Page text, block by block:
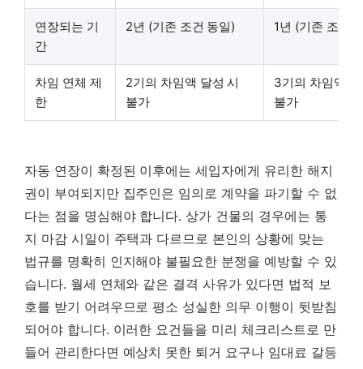
연장되는 기
간
2년 (기존 조건 동일) 1년 (기존 조건
차임 연체 제
한
2기의 차임액 달성 시
불가
3기의 차임액
불가
자동 연장이 확정된 이후에는 세입자에게 유리한 해지
권이 부여되지만 집주인은 임의로 계약을 파기할 수 없
다는 점을 명심해야 합니다. 상가 건물의 경우에는 통
지 마감 시일이 주택과 다르므로 본인의 상황에 맞는
법규를 명확히 인지해야 불필요한 분쟁을 예방할 수 있
습니다. 월세 연체와 같은 결격 사유가 있다면 법적 보
호를 받기 어려우므로 평소 성실한 의무 이행이 뒷받침
되어야 합니다. 이러한 요건들을 미리 체크리스트로 만
들어 관리한다면 예상치 못한 퇴거 요구나 임대료 갈등